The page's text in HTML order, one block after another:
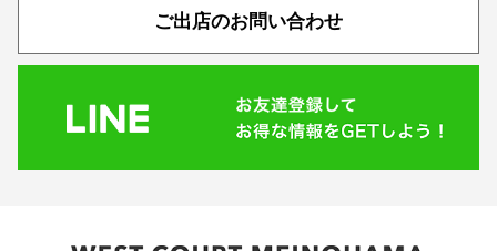
ご出店のお問い合わせ